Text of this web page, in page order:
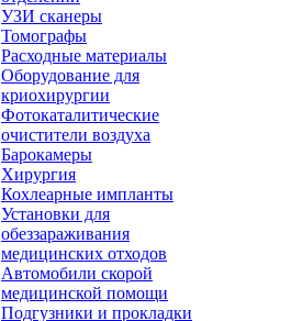
УЗИ сканеры
Томографы
Расходные материалы
Оборудование для
криохирургии
Фотокаталитические
очистители воздуха
Барокамеры
Хирургия
Кохлеарные импланты
Установки для
обеззараживания
медицинских отходов
Автомобили скорой
медицинской помощи
Подгузники и прокладки